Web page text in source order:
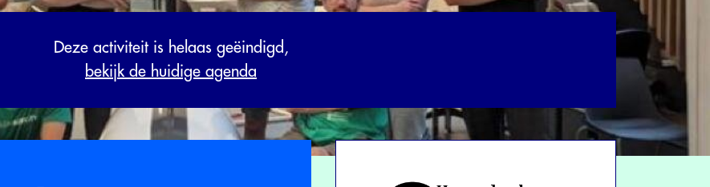
Deze activiteit is helaas geëindigd,
bekijk de huidige agenda